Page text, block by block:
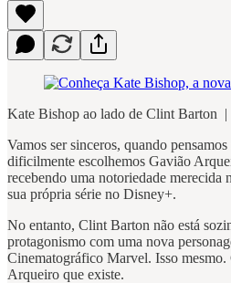
Kate Bishop ao lado de Clint Barton
Vamos ser sinceros, quando
dificilmente escolhemos Gavião
recebendo uma notoriedade merecida
sua própria série no Disney+.
No entanto, Clint Barton não está
protagonismo com uma nova
Cinematográfico Marvel. Isso
Arqueiro que existe.